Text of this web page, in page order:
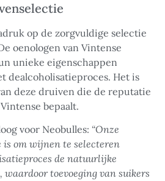
op de zorgvuldige selectie
oenologen van Vintense
unieke eigenschappen
dealcoholisatieproces. Het is
deze druiven die de reputatie
bepaalt.
voor Neobulles: “Onze
om wijnen te selecteren
de natuurlijke
toevoeging van suikers